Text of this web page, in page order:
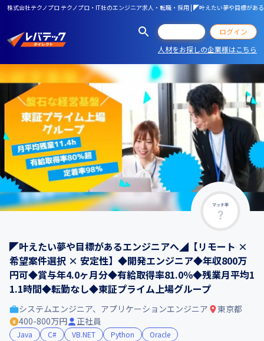
株式会社テクノプロ テクノプロ・IT社のエンジニア求人・転職・採用 | ◤叶えたい夢や目標
ログイン
人材をお探しの企業様はこちら
マッチ率
◤叶えたい夢や目標があるエンジニアへ◢【リモート ×
希望案件選択 × 安定性】◆開発エンジニア◆年収800万
円可◆賞与年4.0ヶ月分◆有給取得率81.0％◆残業月平均1
1.1時間◆転勤なし◆東証プライム上場グループ
システムエンジニア、アプリケーションエンジニア
東京都
400-800万円
正社員
Java C# VB.NET Python
Oracle